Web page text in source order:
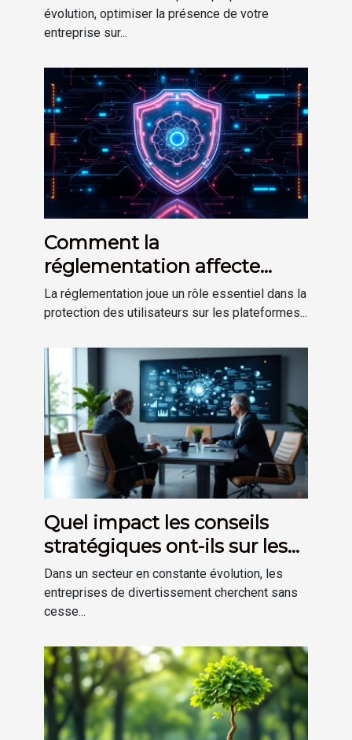
évolution, optimiser la présence de votre
entreprise sur...
Comment la
réglementation affecte
votre sécurité sur les
plateformes
La réglementation joue un rôle essentiel dans la
protection des utilisateurs sur les plateformes...
Quel impact les conseils
stratégiques ont-ils sur les
entreprises de
divertissement ?
Dans un secteur en constante évolution, les
entreprises de divertissement cherchent sans
cesse...